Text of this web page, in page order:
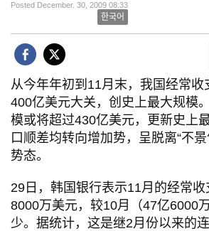
Posted December. 30, 2009 08:33
한국어
从今年年初到11月末，我国经常收
400亿美元大关，创史上最大规模
模或将超过430亿美元，更新史上
口顺差均转向增加势，呈脱离“不
势态。
29日，韩国银行表示11月的经常
8000万美元，较10月（47亿6000
少。据统计，这是继2月份以来的